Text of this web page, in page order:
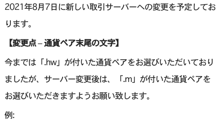
2021年8月7日に新しい取引サーバーへの変更を予定してお
ります。
【変更点 – 通貨ペア末尾の文字】
今までは「.hw」が付いた通貨ペアをお選びいただいており
ましたが、サーバー変更後は、「.m」が付いた通貨ペアを
お選びいただきますようお願い致します。
例: